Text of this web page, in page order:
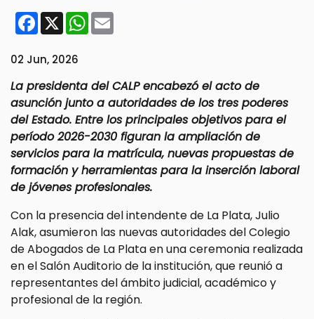
Facebook
X WhatsApp
Email
02 Jun, 2026
La presidenta del CALP encabezó el acto de
asunción junto a autoridades de los tres poderes
del Estado. Entre los principales objetivos para el
período 2026-2030 figuran la ampliación de
servicios para la matrícula, nuevas propuestas de
formación y herramientas para la inserción laboral
de jóvenes profesionales.
Con la presencia del intendente de La Plata, Julio
Alak, asumieron las nuevas autoridades del Colegio
de Abogados de La Plata en una ceremonia realizada
en el Salón Auditorio de la institución, que reunió a
representantes del ámbito judicial, académico y
profesional de la región.